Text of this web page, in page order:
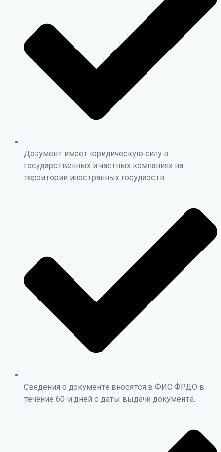
Документ имеет юридическую силу в
государственных и частных компаниях на
территории иностранных государств.
Сведения о документе вносятся в ФИС ФРДО в
течение 60-и дней с даты выдачи документа.